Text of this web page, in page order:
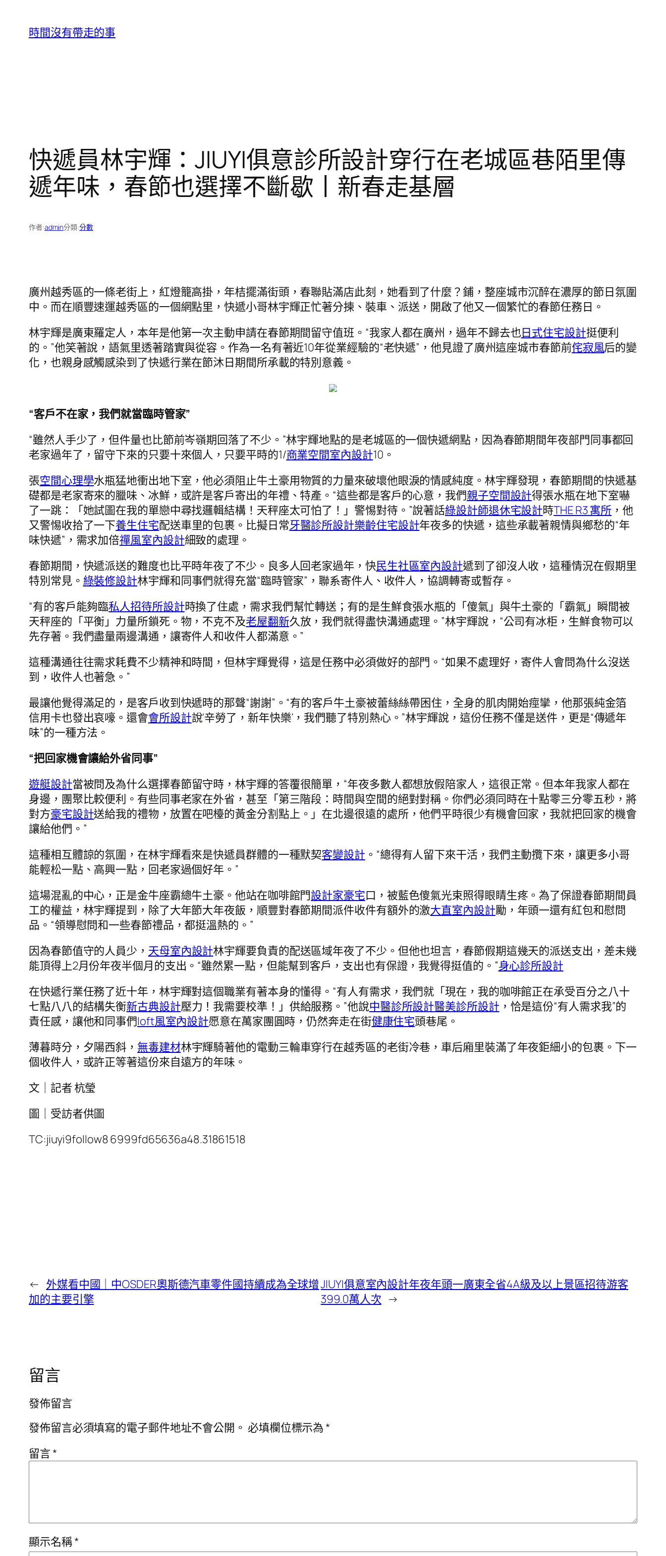
時間沒有帶走的事
快遞員林宇輝：JIUYI俱意診所設計穿行在老城區巷陌里傳
遞年味，春節也選擇不斷歇丨新春走基層
作者:admin分類:分數
廣州越秀區的一條老街上，紅燈籠高掛，年桔擺滿街頭，春聯貼滿店此刻，她看到了什麼？鋪，整座城市沉醉在濃厚的節日氛圍
中。而在順豐速運越秀區的一個網點里，快遞小哥林宇輝正忙著分揀、裝車、派送，開啟了他又一個繁忙的春節任務日。
林宇輝是廣東羅定人，本年是他第一次主動申請在春節期間留守值班。“我家人都在廣州，過年不歸去也日式住宅設計挺便利
的。”他笑著說，語氣里透著踏實與從容。作為一名有著近10年從業經驗的“老快遞”，他見證了廣州這座城市春節前侘寂風后的變
化，也親身感觸感染到了快遞行業在節沐日期間所承載的特別意義。
“客戶不在家，我們就當臨時管家”
“雖然人手少了，但件量也比節前岑嶺期回落了不少。”林宇輝地點的是老城區的一個快遞網點，因為春節期間年夜部門同事都回
老家過年了，留守下來的只要十來個人，只要平時的1/商業空間室內設計10。
張空間心理學水瓶猛地衝出地下室，他必須阻止牛土豪用物質的力量來破壞他眼淚的情感純度。林宇輝發現，春節期間的快遞基
礎都是老家寄來的臘味、冰鮮，或許是客戶寄出的年禮、特產。“這些都是客戶的心意，我們親子空間設計得張水瓶在地下室嚇
了一跳：「她試圖在我的單戀中尋找邏輯結構！天秤座太可怕了！」警惕對待。”說著話綠設計師退休宅設計時THE R3 寓所 ，他
又警惕收拾了一下養生住宅配送車里的包裹。比擬日常牙醫診所設計樂齡住宅設計年夜多的快遞，這些承載著親情與鄉愁的“年
味快遞”，需求加倍禪風室內設計細致的處理。
春節期間，快遞派送的難度也比平時年夜了不少。良多人回老家過年，快民生社區室內設計遞到了卻沒人收，這種情況在假期里
特別常見。 綠裝修設計林宇輝和同事們就得充當“臨時管家”，聯系寄件人、收件人，協調轉寄或暫存。
“有的客戶能夠臨私人招待所設計時換了住處，需求我們幫忙轉送；有的是生鮮食張水瓶的「傻氣」與牛土豪的「霸氣」瞬間被
天秤座的「平衡」力量所鎖死。物，不克不及老屋翻新久放，我們就得盡快溝通處理。”林宇輝說，“公司有冰柜，生鮮食物可以
先存著。我們盡量兩邊溝通，讓寄件人和收件人都滿意。”
這種溝通往往需求耗費不少精神和時間，但林宇輝覺得，這是任務中必須做好的部門。“如果不處理好，寄件人會問為什么沒送
到，收件人也著急。”
最讓他覺得滿足的，是客戶收到快遞時的那聲“謝謝”。“有的客戶牛土豪被蕾絲絲帶困住，全身的肌肉開始痙攣，他那張純金箔
信用卡也發出哀嚎。還會會所設計說‘辛勞了，新年快樂’，我們聽了特別熱心。”林宇輝說，這份任務不僅是送件，更是“傳遞年
味”的一種方法。
“把回家機會讓給外省同事”
遊艇設計當被問及為什么選擇春節留守時，林宇輝的答覆很簡單，“年夜多數人都想放假陪家人，這很正常。但本年我家人都在
身邊，團聚比較便利。有些同事老家在外省，甚至「第三階段：時間與空間的絕對對稱。你們必須同時在十點零三分零五秒，將
對方豪宅設計送給我的禮物，放置在吧檯的黃金分割點上。」在北邊很遠的處所，他們平時很少有機會回家，我就把回家的機會
讓給他們。”
這種相互體諒的氛圍，在林宇輝看來是快遞員群體的一種默契客變設計 。“總得有人留下來干活，我們主動攬下來，讓更多小哥
能輕松一點、高興一點，回老家過個好年。”
這場混亂的中心，正是金牛座霸總牛土豪。他站在咖啡館門設計家豪宅口，被藍色傻氣光束照得眼睛生疼。為了保證春節期間員
工的權益，林宇輝提到，除了大年節大年夜飯，順豐對春節期間派件收件有額外的激大直室內設計勵，年頭一還有紅包和慰問
品。“領導慰問和一些春節禮品，都挺溫熱的。”
因為春節值守的人員少， 天母室內設計林宇輝要負責的配送區域年夜了不少。但他也坦言，春節假期這幾天的派送支出，差未幾
能頂得上2月份年夜半個月的支出。“雖然累一點，但能幫到客戶，支出也有保證，我覺得挺值的。”身心診所設計
在快遞行業任務了近十年，林宇輝對這個職業有著本身的懂得。“有人有需求，我們就「現在，我的咖啡館正在承受百分之八十
七點八八的結構失衡新古典設計壓力！我需要校準！」供給服務。”他說中醫診所設計醫美診所設計 ，恰是這份“有人需求我”的
責任感，讓他和同事們loft風室內設計愿意在萬家團圓時，仍然奔走在街健康住宅頭巷尾。
薄暮時分，夕陽西斜， 無毒建材林宇輝騎著他的電動三輪車穿行在越秀區的老街冷巷，車后廂里裝滿了年夜鉅細小的包裹。下一
個收件人，或許正等著這份來自遠方的年味。
文｜記者 杭瑩
圖｜受訪者供圖
TC:jiuyi9follow8 6999fd65636a48.31861518
← 外媒看中國｜中OSDER奧斯德汽車零件國持續成為全球增
加的主要引擎
JIUYI俱意室內設計年夜年頭一廣東全省4A級及以上景區招待游客
399.0萬人次 →
留言
發佈留言
發佈留言必須填寫的電子郵件地址不會公開。 必填欄位標示為*
留言*
顯示名稱*